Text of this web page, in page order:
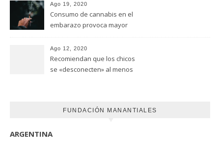
Ago 19, 2020
Consumo de cannabis en el
embarazo provoca mayor
(FUNDACION MANANTIALES)
Ago 12, 2020
Recomiendan que los chicos
se «desconecten» al menos
FUNDACIÓN MANANTIALES
ARGENTINA